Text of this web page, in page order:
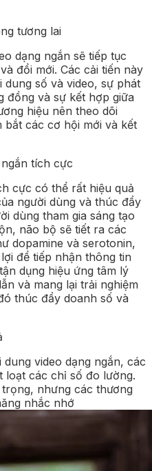
tương lai
dạng ngắn sẽ tiếp tục
đổi mới. Các cải tiến này
số và video, sự phát
đồng và sự kết hợp giữa
hiệu nên theo dõi
các cơ hội mới và kết
tích cực
cực có thể rất hiệu quả
người dùng và thúc đẩy
dùng tham gia sáng tạo
não bộ sẽ tiết ra các
dopamine và serotonin,
để tiếp nhận thông tin
dụng hiệu ứng tâm lý
và mang lại trải nghiệm
thúc đẩy doanh số và
video dạng ngắn, các
loạt các chỉ số đo lường.
nhưng các thương
nhắc nhớ